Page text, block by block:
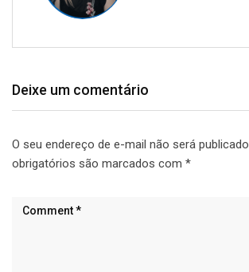
Deixe um comentário
O seu endereço de e-mail não será publicado.
obrigatórios são marcados com *